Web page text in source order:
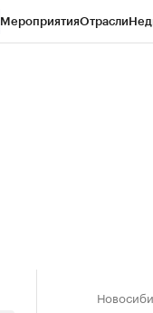
МероприятияОтрасли